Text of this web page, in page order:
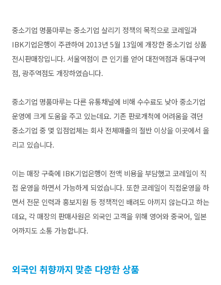
중소기업 명품마루는 중소기업 살리기 정책의 목적으로 코레일과
IBK기업은행이 주관하여 2013년 5월 13일에 개장한 중소기업 상품
전시판매장입니다. 서울역점이 큰 인기를 얻어 대전역점과 동대구역
점, 광주역점도 개장하였습니다.
중소기업 명품마루는 다른 유통채널에 비해 수수료도 낮아 중소기업
운영에 크게 도움을 주고 있는데요. 기존 판로개척에 어려움을 겪던
중소기업 중 몇 입점업체는 회사 전체매출의 절반 이상을 이곳에서 올
리고 있습니다.
이는 매장 구축에 IBK기업은행이 전액 비용을 부담했고 코레일이 직
접 운영을 하면서 가능하게 되었습니다. 또한 코레일이 직접운영을 하
면서 전문 인력과 홍보지원 등 정책적인 배려도 아끼지 않는다고 하는
데요, 각 매장의 판매사원은 외국인 고객을 위해 영어와 중국어, 일본
어까지도 소통 가능합니다.
외국인 취향까지 맞춘 다양한 상품